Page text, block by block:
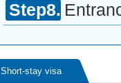
Short-stay visa